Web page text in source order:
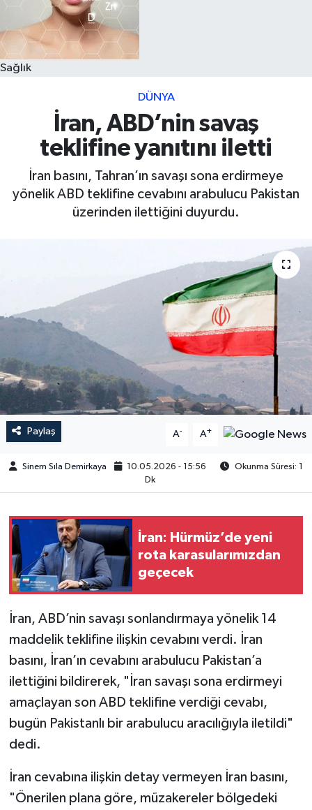
Sağlık
DÜNYA
İran, ABD’nin savaş
teklifine yanıtını iletti
İran basını, Tahran’ın savaşı sona erdirmeye
yönelik ABD teklifine cevabını arabulucu Pakistan
üzerinden ilettiğini duyurdu.
Paylaş A- A+
Sinem Sıla Demirkaya 10.05.2026 - 15:56
Okunma Süresi: 1
Dk
İran: Hürmüz’de yeni
rota karasularımızdan
geçecek
İran, ABD’nin savaşı sonlandırmaya yönelik 14
maddelik teklifine ilişkin cevabını verdi. İran
basını, İran’ın cevabını arabulucu Pakistan’a
ilettiğini bildirerek, "İran savaşı sona erdirmeyi
amaçlayan son ABD teklifine verdiği cevabı,
bugün Pakistanlı bir arabulucu aracılığıyla iletildi"
dedi.
İran cevabına ilişkin detay vermeyen İran basını,
"Önerilen plana göre, müzakereler bölgedeki